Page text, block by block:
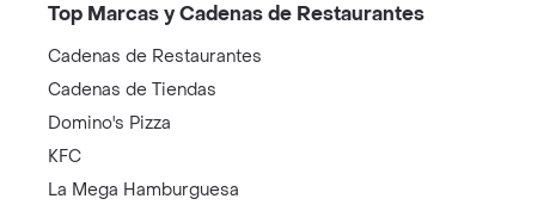
Top Marcas y Cadenas de Restaurantes
Cadenas de Restaurantes
Cadenas de Tiendas
Domino's Pizza
KFC
La Mega Hamburguesa